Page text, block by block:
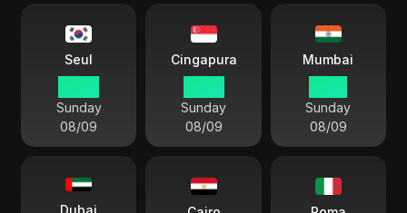
Seul
Sunday
08/09
Cingapura
Sunday
08/09
Mumbai
Sunday
08/09
Dubai